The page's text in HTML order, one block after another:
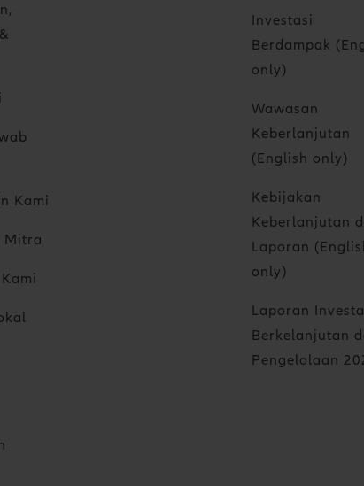
Kami
Mitra
Investasi
Berdampak
only)
Wawasan
Keberlanjutan
(English only)
Kebijakan
Keberlanjutan
Laporan
only)
Laporan
Berkelanjutan
Pengelolaan